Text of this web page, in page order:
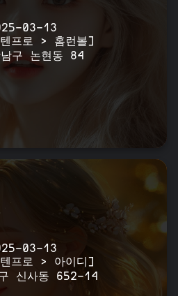
03-13
프로 > 홈런볼]
구 논현동 84
03-13
프로 > 아이디]
신사동 652-14